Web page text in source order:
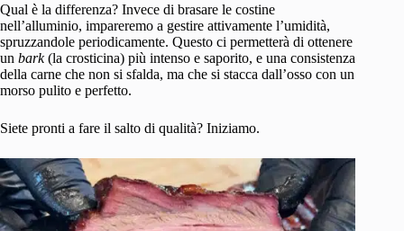
Qual è la differenza? Invece di brasare le costine
nell’alluminio, impareremo a gestire attivamente l’umidità,
spruzzandole periodicamente. Questo ci permetterà di ottenere
un bark(la crosticina) più intenso e saporito, e una consistenza
della carne che non si sfalda, ma che si stacca dall’osso con un
morso pulito e perfetto.
Siete pronti a fare il salto di qualità? Iniziamo.